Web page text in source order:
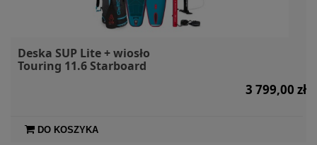
Deska SUP Lite + wiosło
Touring 11.6 Starboard
3 799,00 zł
DO KOSZYKA